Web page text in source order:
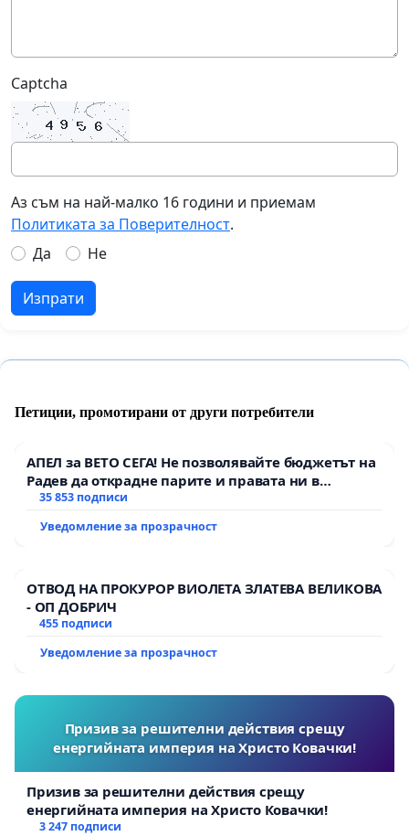
Captcha
Аз съм на най-малко 16 години и приемам
Политиката за Поверителност.
Да
Не
Изпрати
Петиции, промотирани от други потребители
АПЕЛ за ВЕТО СЕГА! Не позволявайте бюджетът на
Радев да открадне парите и правата ни в
тъмното
35 853 подписи
Уведомление за прозрачност
ОТВОД НА ПРОКУРОР ВИОЛЕТА ЗЛАТЕВА ВЕЛИКОВА
- ОП ДОБРИЧ
455 подписи
Уведомление за прозрачност
Призив за решителни действия срещу
енергийната империя на Христо Ковачки!
Призив за решителни действия срещу
енергийната империя на Христо Ковачки!
3 247 подписи